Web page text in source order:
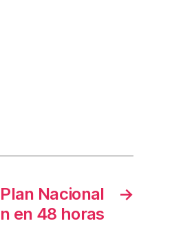
→
Nacional
en 48 horas